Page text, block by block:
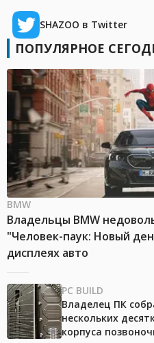
SHAZOO в Twitter
ПОПУЛЯРНОЕ
BMW
Владельцы BMW
"Человек-паук: Новый
дисплеях авто
PC BUILD
Владелец ПК
нескольких
корпуса